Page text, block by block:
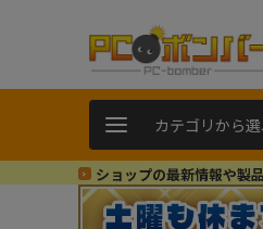
カテゴリから
ショップの最新情報や製